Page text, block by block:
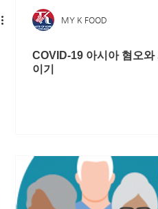
MY K FOOD
COVID-19 아시아 혐오와
이기